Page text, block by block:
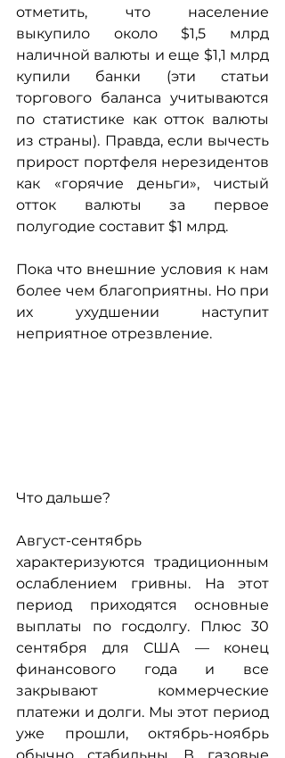
отметить, что население
выкупило около $1,5 млрд
наличной валюты и еще $1,1 млрд
купили банки (эти статьи
торгового баланса учитываются
по статистике как отток валюты
из страны). Правда, если вычесть
прирост портфеля нерезидентов
как «горячие деньги», чистый
отток валюты за первое
полугодие составит $1 млрд.
Пока что внешние условия к нам
более чем благоприятны. Но при
их ухудшении наступит
неприятное отрезвление.
Что дальше?
Август-сентябрь
характеризуются традиционным
ослаблением гривны. На этот
период приходятся основные
выплаты по госдолгу. Плюс 30
сентября для США — конец
финансового года и все
закрывают коммерческие
платежи и долги. Мы этот период
уже прошли, октябрь-ноябрь